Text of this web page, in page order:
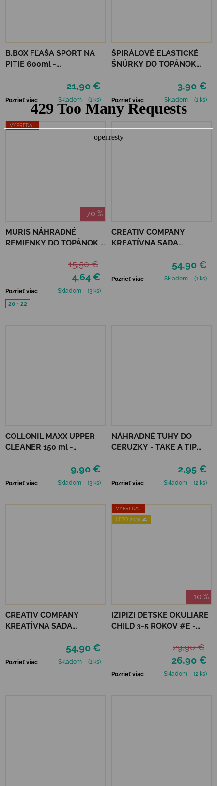
B.BOX FĽAŠA SPORT NA
PITIE 600ml -
21,90 €
Pozrieť viac Skladom (1 ks)
ŠPIRÁLOVÉ ELASTICKÉ
ŠNÚRKY DO TOPÁNOK
3,90 €
Pozrieť viac Skladom (1 ks)
VÝPREDAJ
–70 %
MURIS NÁHRADNÉ
REMIENKY DO TOPÁNOK 3
4,64 €
15,50 €
Pozrieť viac Skladom
(3 ks)
20 - 22
CREATIV COMPANY
KREATÍVNA SADA
RESIN CASTING CANDLE
HOLDERS
54,90 €
Pozrieť viac Skladom (1 ks)
COLLONIL MAXX UPPER
CLEANER 150 ml -
9,90 €
Pozrieť viac Skladom (3 ks)
NÁHRADNÉ TUHY DO
CERUZKY - TAKE A TIP
2,95 €
Pozrieť viac Skladom (2 ks)
CREATIV COMPANY
KREATÍVNA SADA
RESIN CASTING CONCH
54,90 €
Pozrieť viac Skladom (1 ks)
VÝPREDAJ
LETO 2026 🌊
–10 %
IZIPIZI DETSKÉ OKULIARE
CHILD 3-5 ROKOV #E -
26,90 €
29,90 €
Pozrieť viac Skladom (2 ks)